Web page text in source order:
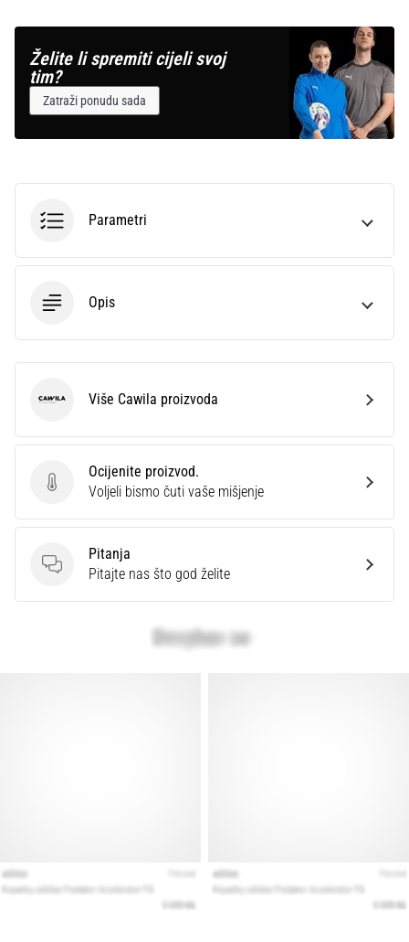
Želite li spremiti cijeli svoj
tim?
Zatraži ponudu sada
Parametri
Opis
Ocijenite proizvod.
Ocijenite proizvod.
Voljeli bismo čuti vaše mišjenje
Pitanja
Pitanja
Pitajte nas što god želite
Cawila Više Cawila proizvoda